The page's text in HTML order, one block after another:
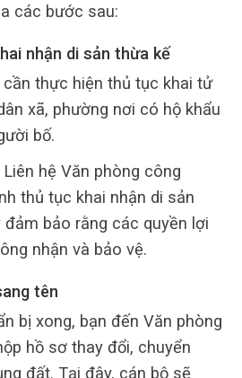
các bước sau:
nhận di sản thừa kế
cần thực hiện thủ tục khai tử
xã, phường nơi có hộ khẩu
bố.
Liên hệ Văn phòng công
thủ tục khai nhận di sản
bảo rằng các quyền lợi
nhận và bảo vệ.
tên
bị xong, bạn đến Văn phòng
hồ sơ thay đổi, chuyển
đất. Tại đây, cán bộ sẽ